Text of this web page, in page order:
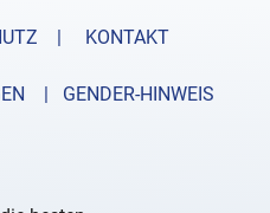
|
KONTAKT
| GENDER-HINWEIS